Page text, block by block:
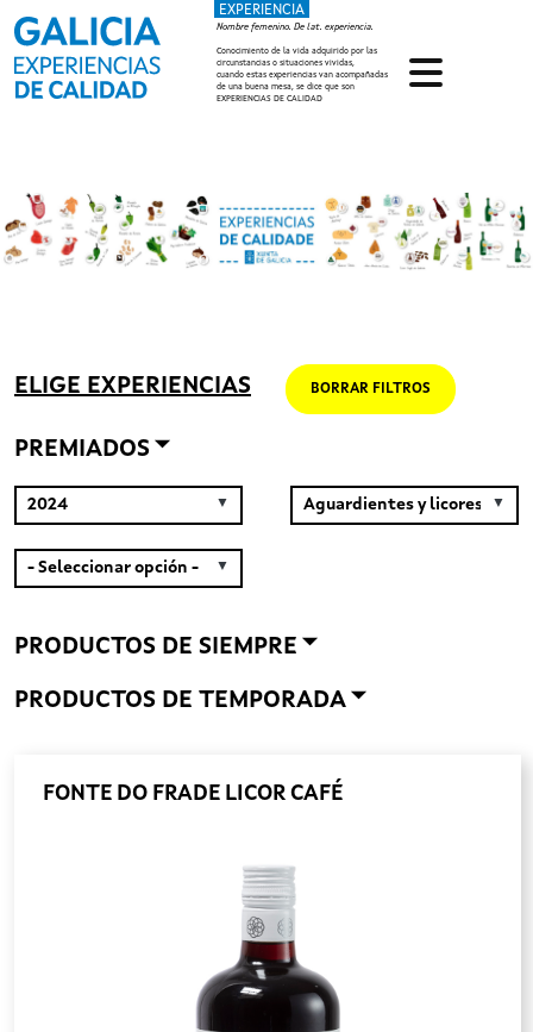
Pasar al contenido principal
EXPERIENCIA
Nombre femenino. De lat. experiencia.
Conocimiento de la vida adquirido por las
circunstancias o situaciones vividas,
cuando estas experiencias van acompañadas
de una buena mesa, se dice que son
EXPERIENCIAS DE CALIDAD
ELIGE EXPERIENCIAS BORRAR FILTROS
PREMIADOS
PRODUCTOS DE SIEMPRE
PRODUCTOS DE TEMPORADA
FONTE DO FRADE LICOR CAFÉ